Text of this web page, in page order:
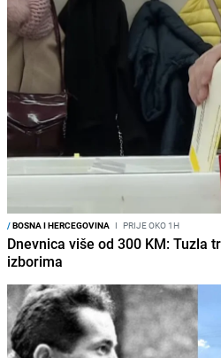
/BOSNA I HERCEGOVINA I PRIJE OKO 1H
Dnevnica više od 300 KM: Tuzla
izborima